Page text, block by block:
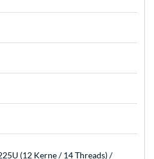
(12 Kerne / 14 Threads) /